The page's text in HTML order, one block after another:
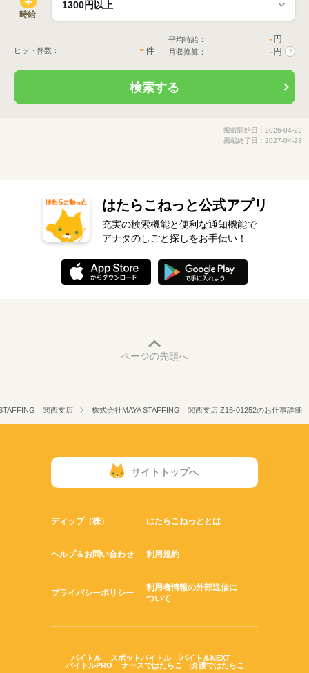
時給
ヒット件数： -件
平均時給： - 円
月収換算： - 円 ?
検索する
掲載開始日：2026-04-23
掲載終了日：2027-04-23
はたらこねっと公式アプリ
充実の検索機能と便利な通知機能で
アナタのしごと探しをお手伝い！
ページの先頭へ
関西支店 株式会社MAYA STAFFING 関西支店 Z16-01252のお仕事詳細
サイトトップへ
ディップ（株） はたらこねっととは
ヘルプ＆お問い合わせ 利用規約
プライバシーポリシー
利用者情報の外部送信に
ついて
バイトル スポットバイトル
バイトルNEXT
バイトルPRO
ナースではたらこ 介護ではたらこ